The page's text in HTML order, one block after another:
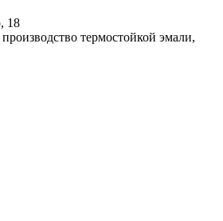
18
термостойкой эмали,